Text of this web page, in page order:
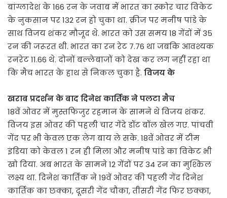
बांग्लादेश के 166 रन के जवाब में भारत का स्कोर चार विकेट
के नुकसान पर 132 रन हो चुका था. क्रीज पर मनीष पांडे के
साथ विजय शंकर मौजूद थे. भारत को उस समय 18 गेंदों में 35
रन की जरूरत थी. भारत का रन रेट 7.76 था जबकि आवश्यक
रनरेट 11.66 थे. दोनों बल्लेबाजों को देख कर लग नहीं रहा था
कि मैच भारत के हाथ से निकल चुका है. विजय के
खराब प्रदर्शन के बाद दिनेश कार्तिक ने पलटा मैच
18वें ओवर में मुस्तफिजुर रहमान के सामने थे विजय शंकर.
विजय इस ओवर की पहली चार गेंदे डॉट बॉल खेल गए. पांचवी
गेंद पर भी केवल एक लेग बाय ले सके. 18वें ओवर में टीम
इंडिया को केवल 1 रन ही मिला और मनीष पांडे का विकेट भी
खो दिया. अब भारत के सामने 12 गेंदों पर 34 रन का मुश्किल
लक्ष्य था. दिनेश कार्तिक ने 19वें ओवर की पहली गेंद दिनेश
कार्तिक का छक्का, दूसरी गेंद चौका, तीसरी गेंद फिर छक्का,